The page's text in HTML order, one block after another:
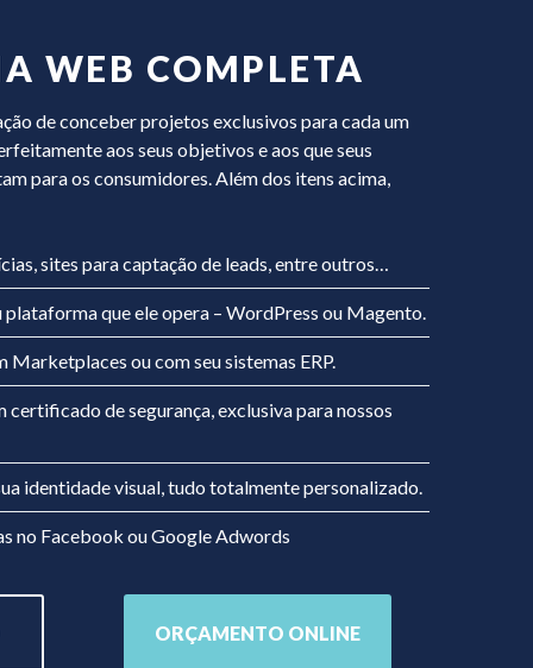
WEB COMPLETA
de conceber projetos exclusivos para cada um
aos seus objetivos e aos que seus
para os consumidores. Além dos itens acima,
sites para captação de leads, entre outros…
plataforma que ele opera – WordPress ou Magento.
Marketplaces ou com seu sistemas ERP.
de segurança, exclusiva para nossos
identidade visual, tudo totalmente personalizado.
no Facebook ou Google Adwords
ORÇAMENTO ONLINE